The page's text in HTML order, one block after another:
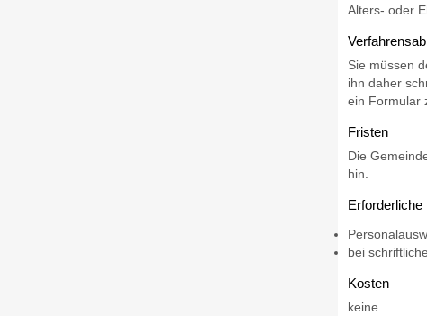
Alters- oder
Sie müssen
ihn daher
ein Formular
Fristen
Die
hin.
Erforderliche
bei
Kosten
keine